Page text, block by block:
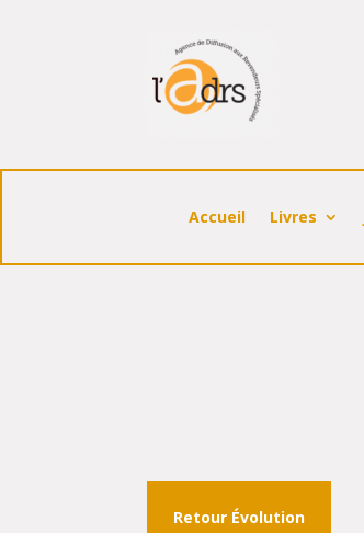
Accueil Livres
Retour Évolution